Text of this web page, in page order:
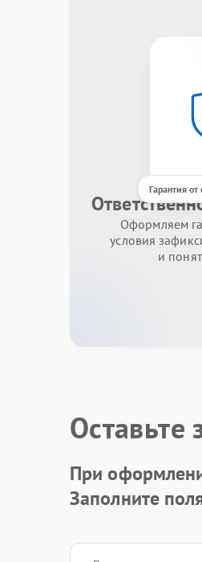
Гарантия от
Оформляем
условия
и
Оставьте
При
Заполните